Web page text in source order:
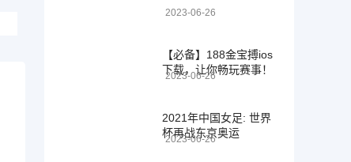
2023-06-26
【必备】188金宝搏ios
下载，让你畅玩赛事！
2023-06-26
2021年中国女足: 世界
杯再战东京奥运
2023-06-26